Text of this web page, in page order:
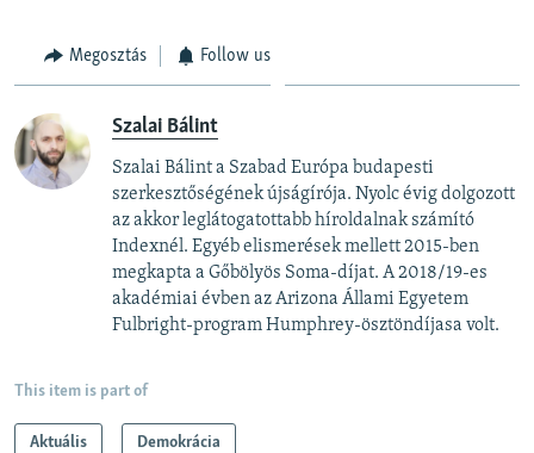
Megosztás Follow us
Szalai Bálint
Szalai Bálint a Szabad Európa budapesti
szerkesztőségének újságírója. Nyolc évig dolgozott
az akkor leglátogatottabb híroldalnak számító
Indexnél. Egyéb elismerések mellett 2015-ben
megkapta a Gőbölyös Soma-díjat. A 2018/19-es
akadémiai évben az Arizona Állami Egyetem
Fulbright-program Humphrey-ösztöndíjasa volt.
This item is part of
Aktuális Demokrácia